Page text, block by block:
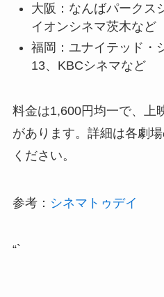
大阪：なんばパークス
イオンシネマ茨木など
福岡：ユナイテッド・
13、KBCシネマなど
料金は1,600円均一で、上
があります。詳細は各劇
ください。
参考： シネマトゥデイ
“`